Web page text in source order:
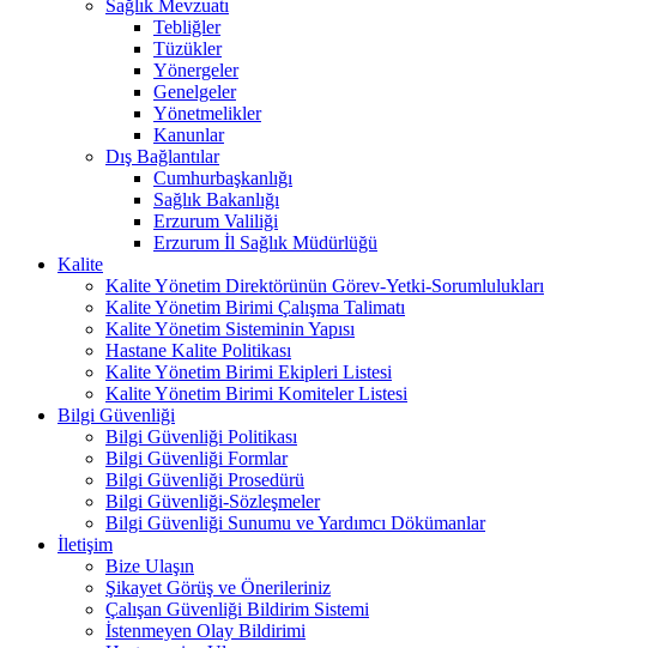
Sağlık Mevzuatı
Tebliğler
Tüzükler
Yönergeler
Genelgeler
Yönetmelikler
Kanunlar
Dış Bağlantılar
Cumhurbaşkanlığı
Sağlık Bakanlığı
Erzurum Valiliği
Erzurum İl Sağlık Müdürlüğü
Kalite
Kalite Yönetim Direktörünün Görev-Yetki-Sorumlulukları
Kalite Yönetim Birimi Çalışma Talimatı
Kalite Yönetim Sisteminin Yapısı
Hastane Kalite Politikası
Kalite Yönetim Birimi Ekipleri Listesi
Kalite Yönetim Birimi Komiteler Listesi
Bilgi Güvenliği
Bilgi Güvenliği Politikası
Bilgi Güvenliği Formlar
Bilgi Güvenliği Prosedürü
Bilgi Güvenliği-Sözleşmeler
Bilgi Güvenliği Sunumu ve Yardımcı Dökümanlar
İletişim
Bize Ulaşın
Şikayet Görüş ve Önerileriniz
Çalışan Güvenliği Bildirim Sistemi
İstenmeyen Olay Bildirimi